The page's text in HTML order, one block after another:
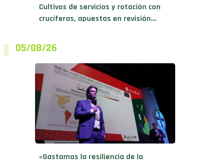
Cultivos de servicios y rotación con
crucíferas, apuestas en revisión...
05/08/26
«Gastamos la resiliencia de la